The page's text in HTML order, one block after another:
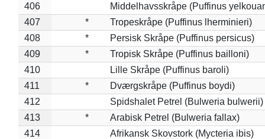
406
Middelhavsskråpe (Puffinus
407
*
Tropeskråpe (Puffinus lherminieri)
408
*
Persisk Skråpe (Puffinus persicus)
409
*
Tropisk Skråpe (Puffinus bailloni)
410
Lille Skråpe (Puffinus baroli)
411
*
Dværgskråpe (Puffinus boydi)
412
Spidshalet Petrel (Bulweria bulwerii)
413
*
Arabisk Petrel (Bulweria fallax)
414
Afrikansk Skovstork (Mycteria ibis)